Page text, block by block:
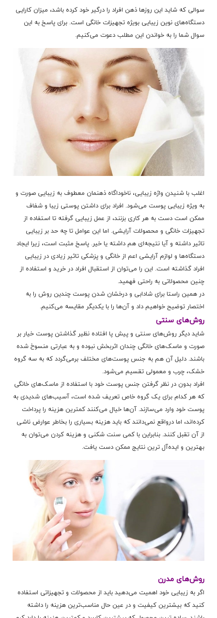
سوالی که شاید این روزها ذهن افراد را درگیر خود کرده باشد، میزان کارایی
دستگاه‌های نوین زیبایی بویژه تجهیزات خانگی است. برای پاسخ به این
سوال شما را به خواندن این مطلب دعوت می‌کنیم.
اغلب با شنیدن واژه زیبایی، ناخوداگاه ذهنمان معطوف به زیبایی صورت و
به ویژه زیبایی پوست می‌شود. افراد برای داشتن پوستی زیبا و شفاف
ممکن است دست به هر کاری بزنند، از عمل زیبایی گرفته تا استفاده از
تجهیزات خانگی و محصولات آرایشی. اما این عوامل تا چه حد بر زیبایی
تاثیر داشته و آیا نتیجه‌ای هم داشته یا خیر. پاسخ مثبت است، زیرا ایجاد
دستگاه‌ها و لوازم آرایشی اعم از خانگی و پزشکی تاثیر زیادی در زیبایی
افراد گذاشته است. این را می‌توان از استقبال افراد در خرید و استفاده از
چنین محصولاتی به راحتی فهمید.
در همین راستا برای شادابی و درخشان شدن پوست چندین روش را به
اختصار توضیح خواهیم داد و آن‌ها را با یکدیگر مقایسه می‌کنیم.
روش‌های سنتی
شاید دیگر روش‌های سنتی و پیش پا افتاده نظیر گذاشتن پوست خیار بر
صورت و ماسک‌های خانگی چندان اثربخش نبوده و به عبارتی منسوخ شده
باشند. دلیل آن هم به جنس پوست‌های مختلف برمی‌گردد که به سه گروه
خشک، چرب و معمولی تقسیم می‌شود.
افراد بدون در نظر گرفتن جنس پوست خود با استفاده از ماسک‌های خانگی
که هر کدام برای یک گروه خاص تعریف شده است، آسیب‌های شدیدی به
پوست خود وارد می‌سازند. آن‌ها خیال می‌کنند کمترین هزینه را پرداخت
کرده‌اند، اما درواقع نمی‌دانند که باید هزینه بسیاری را بخاطر عوارض ناشی
از آن تقبل کنند. بنابراین با کمی سنت شکنی و هزینه کردن می‌توان به
بهترین و ایده‌آل ترین نتایج ممکن دست یافت.
روش‌های مدرن
اگر به زیبایی خود اهمیت می‌دهید باید از محصولات و تجهیزاتی استفاده
کنید که بیشترین کیفیت و در عین حال مناسب‌ترین هزینه را داشته